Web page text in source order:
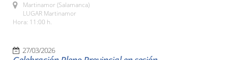
Martinamor (Salamanca)
LUGAR Martinamor
Hora: 11:00 h.
27/03/2026